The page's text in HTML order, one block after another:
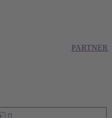
PARTNER